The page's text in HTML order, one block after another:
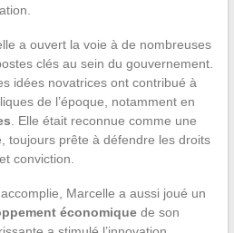
a ouvert la voie à de nombreuses
clés au sein du gouvernement.
idées novatrices ont contribué à
de l’époque, notamment en
. Elle était reconnue comme une
toujours prête à défendre les droits
conviction.
Marcelle a aussi joué un
économiquede son